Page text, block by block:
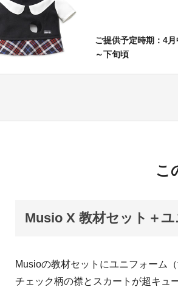
ご提供予定時期：4
～下旬頃
こ
Musio X 教材セット＋
Musioの教材セットにユニフォーム
チェック柄の襟とスカートが超キュ